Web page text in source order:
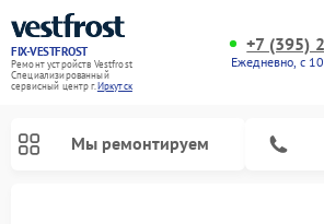
FIX-VESTFROST
Ремонт устройств Vestfrost
Специализированный
cервисный центр г.Иркутск
+7 (395)
Ежедневно, с
Мы ремонтируем